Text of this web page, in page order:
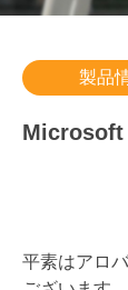
製品
Microsoft
平素はアロ